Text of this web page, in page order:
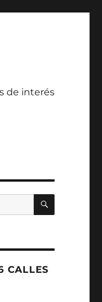
de interés
BUSCAR
CALLES